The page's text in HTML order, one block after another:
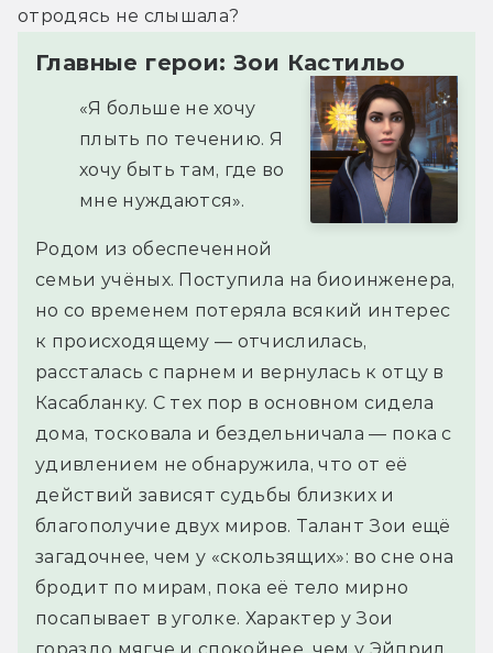
отродясь не слышала?
Главные герои: Зои Кастильо
«Я больше не хочу
плыть по течению. Я
хочу быть там, где во
мне нуждаются».
Родом из обеспеченной
семьи учёных. Поступила на биоинженера,
но со временем потеряла всякий интерес
к происходящему — отчислилась,
рассталась с парнем и вернулась к отцу в
Касабланку. С тех пор в основном сидела
дома, тосковала и бездельничала — пока с
удивлением не обнаружила, что от её
действий зависят судьбы близких и
благополучие двух миров. Талант Зои ещё
загадочнее, чем у «скользящих»: во сне она
бродит по мирам, пока её тело мирно
посапывает в уголке. Характер у Зои